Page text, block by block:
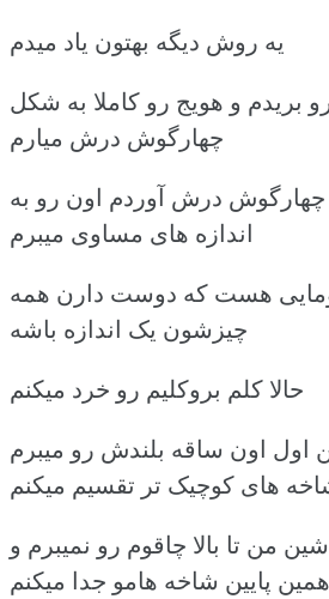
یه روش دیگه بهتون یاد میدم
بریدم و هویج رو کاملا به شکل
چهارگوش درش میارم
درش آوردم اون رو به
اندازه های مساوی میبرم
هست که دوست دارن همه
چیزشون یک اندازه باشه
حالا کلم بروکلیم رو خرد میکنم
اول اون ساقه بلندش رو میبرم
های کوچیک تر تقسیم میکنم
من تا بالا چاقوم رو نمیبرم و
همین پایین شاخه هامو جدا میکنم